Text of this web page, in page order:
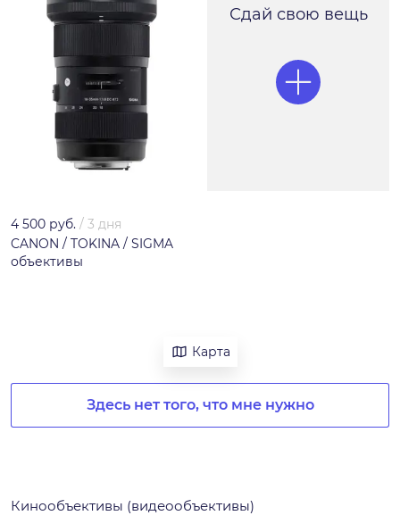
4 500 руб. / 3 дня
CANON / TOKINA / SIGMA
объективы
Сдай свою вещь
Карта
Здесь нет того, что мне нужно
Кинообъективы (видеообъективы)